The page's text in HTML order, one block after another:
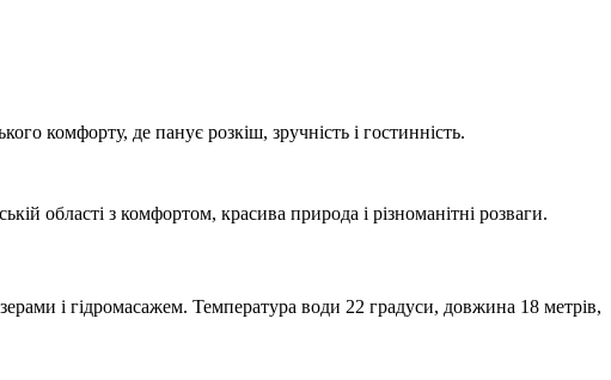
комфорту, де панує розкіш, зручність і гостинність.
області з комфортом, красива природа і різноманітні розваги.
і гідромасажем. Температура води 22 градуси, довжина 18 метрів,